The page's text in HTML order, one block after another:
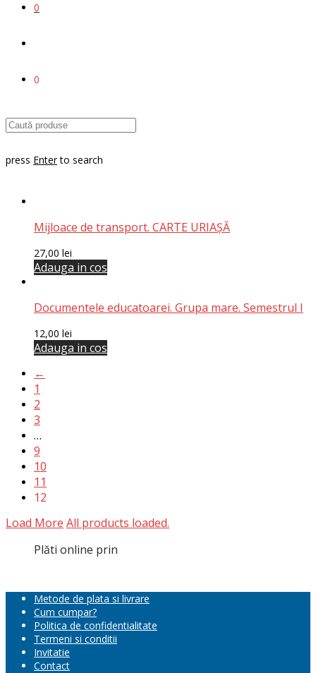
0
0
press Enterto search
Mijloace de transport. CARTE URIAȘĂ
27,00 lei
Adauga in cos
Documentele educatoarei. Grupa mare. Semestrul I
12,00 lei
Adauga in cos
←
1
2
3
…
9
10
11
12
Load More All products loaded.
Plăti online prin
Metode de plata si livrare
Cum cumpar?
Politica de confidentialitate
Termeni si conditii
Invitatie
Contact